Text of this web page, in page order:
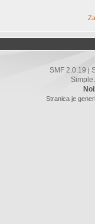
SMF 2.0.19
Simple
Stranica je